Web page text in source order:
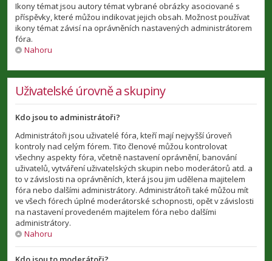
Ikony témat jsou autory témat vybrané obrázky asociované s
příspěvky, které můžou indikovat jejich obsah. Možnost používat
ikony témat závisí na oprávněních nastavených administrátorem
fóra.
Nahoru
Uživatelské úrovně a skupiny
Kdo jsou to administrátoři?
Administrátoři jsou uživatelé fóra, kteří mají nejvyšší úroveň
kontroly nad celým fórem. Tito členové můžou kontrolovat
všechny aspekty fóra, včetně nastavení oprávnění, banování
uživatelů, vytváření uživatelských skupin nebo moderátorů atd. a
to v závislosti na oprávněních, která jsou jim udělena majitelem
fóra nebo dalšími administrátory. Administrátoři také můžou mít
ve všech fórech úplné moderátorské schopnosti, opět v závislosti
na nastavení provedeném majitelem fóra nebo dalšími
administrátory.
Nahoru